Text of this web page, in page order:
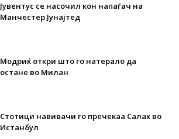
Јувентус се насочил кон напаѓач на
Манчестер Јунајтед
Модриќ откри што го натерало да
остане во Милан
Стотици навивачи го пречекаа Салах во
Истанбул